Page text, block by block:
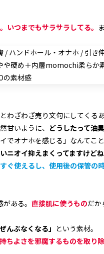
いつまでもサラサラしてる。
わざわざ売り文句にしてくる
甘いように、 どうしたって油
でオナホを感じる」なんて
ニオイ抑えまくってますけどね
ぐ使えるし、使用後の保管の
ある。 直接肌に使うものだか
んぶなくなる」 という素材。
ちよさを邪魔するものを取り